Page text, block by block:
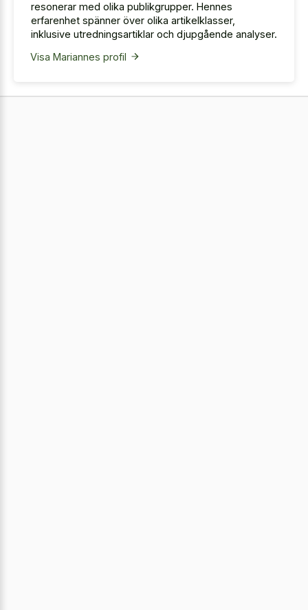
resonerar med olika publikgrupper. Hennes
erfarenhet spänner över olika artikelklasser,
inklusive utredningsartiklar och djupgående analyser.
Visa Mariannes profil